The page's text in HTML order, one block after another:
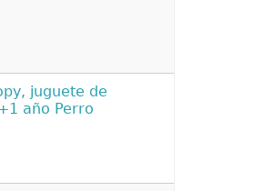
juguete de
año Perro